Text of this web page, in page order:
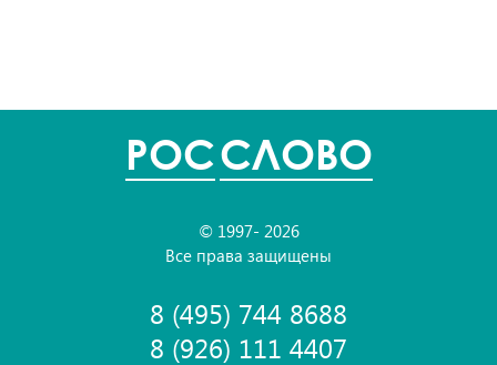
POCСЛОВО
© 1997- 2026
Все права защищены
8 (495) 744 8688
8 (926) 111 4407